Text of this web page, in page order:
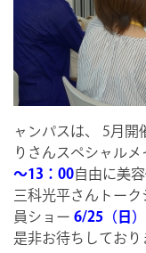
ャンパスは、 5月開
りさんスペシャル
～13：00自由に美
三科光平さんトーク
員ショー 6/25（日
是非お待ちしており